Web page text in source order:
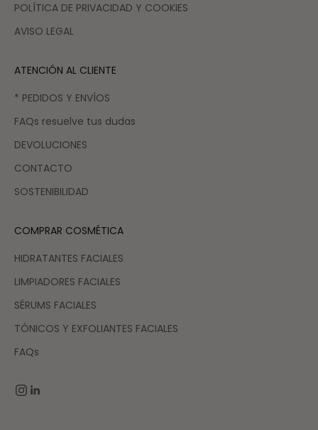
POLÍTICA DE PRIVACIDAD Y COOKIES
AVISO LEGAL
ATENCIÓN AL CLIENTE
* PEDIDOS Y ENVÍOS
FAQs resuelve tus dudas
DEVOLUCIONES
CONTACTO
SOSTENIBILIDAD
COMPRAR COSMÉTICA
HIDRATANTES FACIALES
LIMPIADORES FACIALES
SÉRUMS FACIALES
TÓNICOS Y EXFOLIANTES FACIALES
FAQs